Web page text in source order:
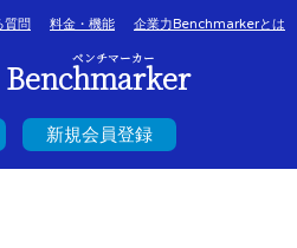
質問 料金・機能 企業力Benchmarkerとは
ベンチマーカー
Benchmarker
新規会員登録